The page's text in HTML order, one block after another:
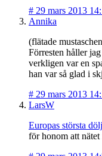
# 29 mars 2013
Annika
(flätade mustaschen
Förresten håller
verkligen var en
han var så glad i
# 29 mars 2013
LarsW
Europas största
för honom att nätet